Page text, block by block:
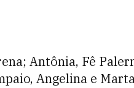
Antônia, Fê
Angelina e